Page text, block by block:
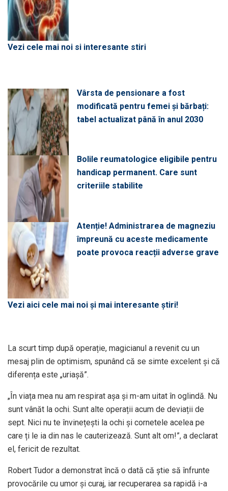
Vezi cele mai noi si interesante stiri
Vârsta de pensionare a fost
modificată pentru femei și bărbați:
tabel actualizat până în anul 2030
Bolile reumatologice eligibile pentru
handicap permanent. Care sunt
criteriile stabilite
Atenție! Administrarea de magneziu
împreună cu aceste medicamente
poate provoca reacții adverse grave
Vezi aici cele mai noi și mai interesante știri!
La scurt timp după operație, magicianul a revenit cu un
mesaj plin de optimism, spunând că se simte excelent și că
diferența este „uriașă”.
„În viața mea nu am respirat așa și m-am uitat în oglindă. Nu
sunt vânăt la ochi. Sunt alte operații acum de deviații de
sept. Nici nu te învinețești la ochi și cornetele acelea pe
care ți le ia din nas le cauterizează. Sunt alt om!”, a declarat
el, fericit de rezultat.
Robert Tudor a demonstrat încă o dată că știe să înfrunte
provocările cu umor și curaj, iar recuperarea sa rapidă i-a